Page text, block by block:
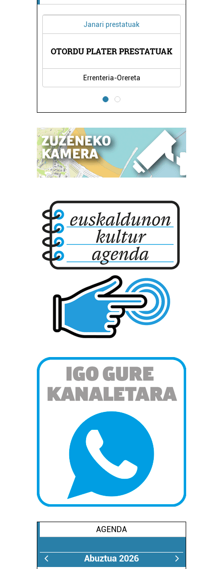
Janari prestatuak
OTORDU PLATER PRESTATUAK
Errenteria-Orereta
AGENDA
Abuztua 2026